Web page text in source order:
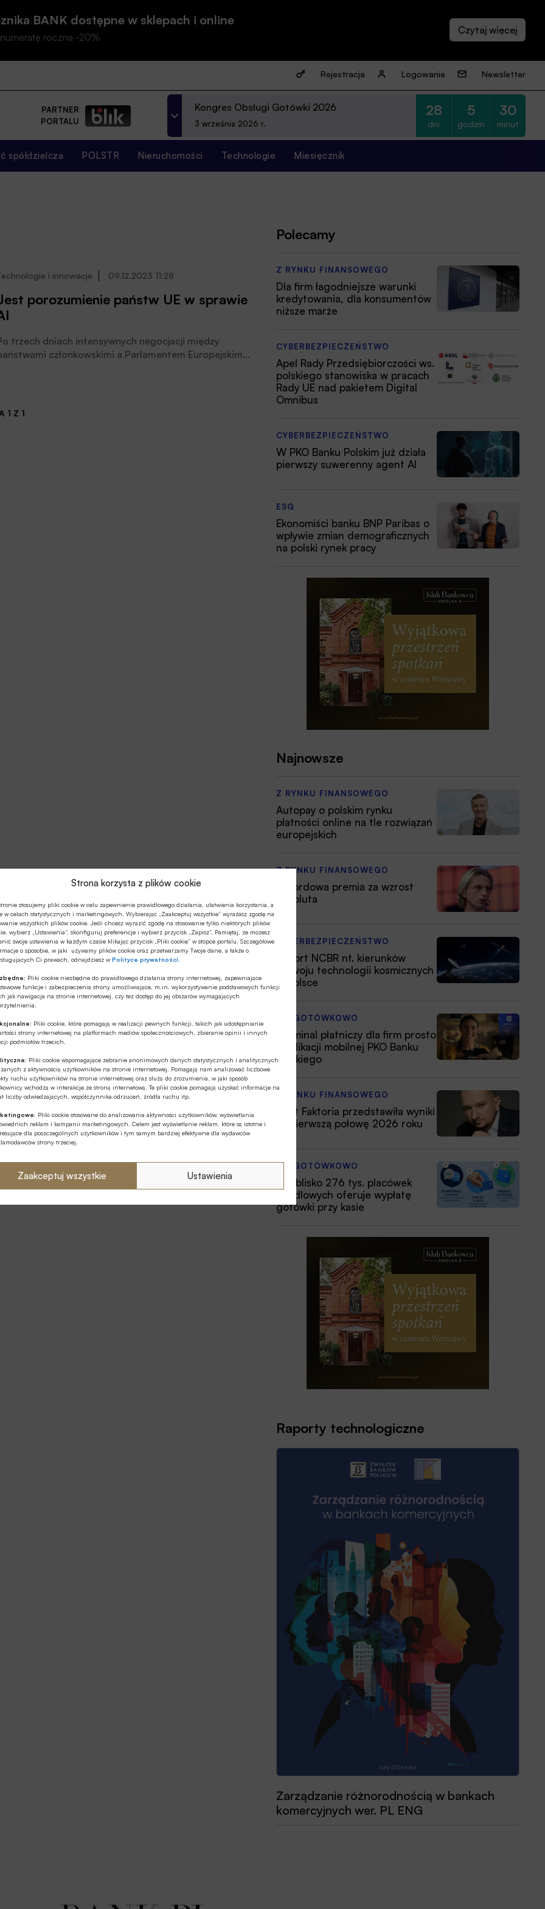
Strona korzysta z plików cookie
stosujemy pliki cookie w celu zapewnienie prawidłowego działania, ułatwienia korzystania, a
w celach statystycznych i marketingowych. Wybierając „Zaakceptuj wszystkie” wyrażasz zgodę na
wszystkich plików cookie. Jeśli chcesz wyrazić zgodę na stosowanie tylko niektórych plików
wybierz „Ustawienia”, skonfiguruj preferencje i wybierz przycisk „Zapisz”. Pamiętaj, że możesz
swoje ustawienia w każdym czasie klikając przycisk „Pliki cookie” w stopce portalu. Szczegółowe
o sposobie, w jaki używamy plików cookie oraz przetwarzamy Twoje dane, a także o
Ci prawach, odnajdziesz wPolityce prywatności
Pliki cookie niezbędne do prawidłowego działania strony internetowej, zapewniające
funkcje i zabezpieczenia strony umożliwiające, m.in. wykorzystywanie podstawowych funkcji
jak nawigacja na stronie internetowej, czy tez dostęp do jej obszarów wymagających
Pliki cookie, które pomagają w realizacji pewnych funkcji, takich jak udostępnianie
strony internetowej na platformach mediów społecznościowych, zbieranie opinii i innych
podmiotów trzecich.
Pliki cookie wspomagające zebranie anonimowych danych statystycznych i analitycznych
z aktywnością użytkowników na stronie internetowej. Pomagają nam analizować liczbowe
ruchu użytkowników na stronie internetowej oraz służą do zrozumienia, w jaki sposób
wchodzą w interakcje ze stroną internetową. Te pliki cookie pomagają uzyskać informacje na
liczby odwiedzających, współczynnika odrzuceń, źródła ruchu itp.
Pliki cookie stosowane do analizowania aktywności użytkowników, wyświetlania
reklam i kampanii marketingowych. Celem jest wyświetlanie reklam, które są istotne i
dla poszczególnych użytkowników i tym samym bardziej efektywne dla wydawców
strony trzeciej.
Zaakceptuj wszystkie Ustawienia
BANK dostępne w sklepach i online
roczną -20%
Rejestracja Logowanie Newsletter
PARTNER
PORTALU
Kongres Obsługi Gotówki 2026
3 września 2026 r.
28
dni
5
godzin
30
minut
spółdzielcza POLSTR Nieruchomości Technologie Miesięcznik
i innowacje 09.12.2023 11:28
porozumienie państw UE w sprawie
trzech dniach intensywnych negocjacji między
członkowskimi a Parlamentem Europejskim
1 Z 1
Polecamy
Z RYNKU FINANSOWEGO
Dla firm łagodniejsze warunki
kredytowania, dla konsumentów
niższe marże
CYBERBEZPIECZEŃSTWO
Apel Rady Przedsiębiorczości ws.
polskiego stanowiska w pracach
Rady UE nad pakietem Digital
Omnibus
CYBERBEZPIECZEŃSTWO
W PKO Banku Polskim już działa
pierwszy suwerenny agent AI
ESG
Ekonomiści banku BNP Paribas o
wpływie zmian demograficznych
na polski rynek pracy
Najnowsze
Z RYNKU FINANSOWEGO
Autopay o polskim rynku
płatności online na tle rozwiązań
europejskich
Z RYNKU FINANSOWEGO
Rekordowa premia za wzrost
Revoluta
CYBERBEZPIECZEŃSTWO
Raport NCBR nt. kierunków
rozwoju technologii kosmicznych
w Polsce
BEZGOTÓWKOWO
Terminal płatniczy dla firm prosto
z aplikacji mobilnej PKO Banku
Polskiego
Z RYNKU FINANSOWEGO
Nest Faktoria przedstawiła wyniki
za pierwszą połowę 2026 roku
BEZGOTÓWKOWO
Już blisko 276 tys. placówek
handlowych oferuje wypłatę
gotówki przy kasie
Raporty technologiczne
Zarządzanie różnorodnością w bankach
komercyjnych wer. PL ENG